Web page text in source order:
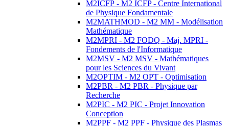
M2ICFP - M2 ICFP - Centre International
de Physique Fondamentale
M2MATHMOD - M2 MM - Modélisation
Mathématique
M2MPRI - M2 FODQ - Maj. MPRI -
Fondements de l'Informatique
M2MSV - M2 MSV - Mathématiques
pour les Sciences du Vivant
M2OPTIM - M2 OPT - Optimisation
M2PBR - M2 PBR - Physique par
Recherche
M2PIC - M2 PIC - Projet Innovation
Conception
M2PPF - M2 PPF - Physique des Plasmas